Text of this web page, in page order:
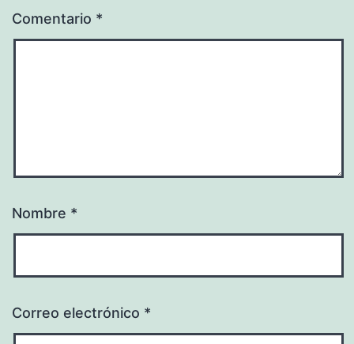
Comentario *
Nombre *
Correo electrónico *